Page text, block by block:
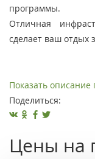
программы.
Отличная
сделает ваш отдых
Показать описание
Поделиться:
Цены на